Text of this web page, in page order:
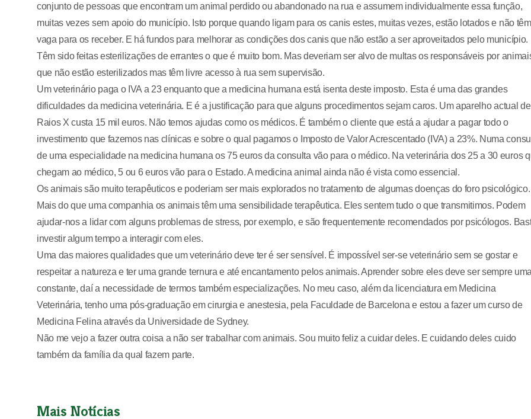
conjunto de pessoas que encontram um animal perdido ou abandonado na rua e assumem individualmente essa função,
muitas vezes sem apoio do município. Isto porque quando ligam para os canis estes, muitas vezes, estão lotados e não têm
vaga para os receber. E há fundos para melhorar as condições dos canis que não estão a ser aproveitados pelo município.
Têm sido feitas esterilizações de errantes o que é muito bom. Mas deveriam ser alvo de multas os responsáveis por
que não estão esterilizados mas têm livre acesso à rua sem supervisão.
Um veterinário paga o IVA a 23 enquanto que a medicina humana está isenta deste imposto. Esta é uma das grandes
dificuldades da medicina veterinária. E é a justificação para que alguns procedimentos sejam caros. Um aparelho actual de
Raios X custa 15 mil euros. Não temos ajudas como os médicos. É também o cliente que está a ajudar a pagar todo o
investimento que fazemos nas clínicas e sobre o qual pagamos o Imposto de Valor Acrescentado (IVA) a 23%. Numa
de uma especialidade na medicina humana os 75 euros da consulta vão para o médico. Na veterinária dos 25 a 30 euros
chegam ao médico, 5 ou 6 euros vão para o Estado. A medicina animal ainda não é vista como essencial.
Os animais são muito terapêuticos e poderiam ser mais explorados no tratamento de algumas doenças do foro psicológico.
Mais do que uma companhia os animais têm uma sensibilidade terapêutica. Eles sentem tudo o que transmitimos. Podem
ajudar-nos a lidar com alguns problemas de stress, por exemplo, e são frequentemente recomendados por psicólogos.
investir algum tempo a interagir com eles.
Uma das maiores qualidades que um veterinário deve ter é ser sensível. É impossível ser-se veterinário sem se gostar e
respeitar a natureza e ter uma grande ternura e até encantamento pelos animais. Aprender sobre eles deve ser sempre uma
constante, daí a necessidade de termos também especializações. No meu caso, além da licenciatura em Medicina
Veterinária, tenho uma pós-graduação em cirurgia e anestesia, pela Faculdade de Barcelona e estou a fazer um curso de
Medicina Felina através da Universidade de Sydney.
Não me vejo a fazer outra coisa a não ser trabalhar com animais. Sou muito feliz a cuidar deles. E cuidando deles cuido
também da família da qual fazem parte.
Mais Notícias